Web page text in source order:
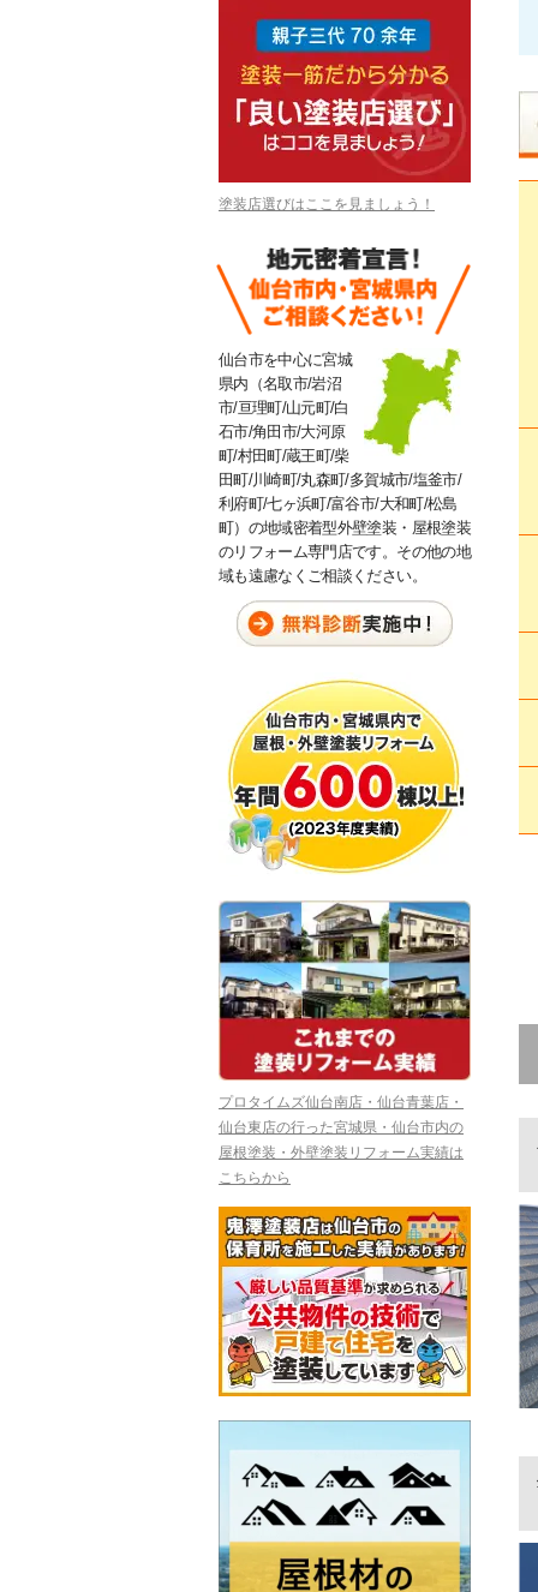
塗装店選びはここを見ましょう！
仙台市を中心に宮城
県内（名取市/岩沼
市/亘理町/山元町/白
石市/角田市/大河原
町/村田町/蔵王町/柴
田町/川崎町/丸森町/多賀城市/塩釜市/
利府町/七ヶ浜町/富谷市/大和町/松島
町）の地域密着型外壁塗装・屋根塗装
のリフォーム専門店です。その他の地
域も遠慮なくご相談ください。
プロタイムズ仙台南店・仙台青葉店・
仙台東店の行った宮城県・仙台市内の
屋根塗装・外壁塗装リフォーム実績は
こちらから